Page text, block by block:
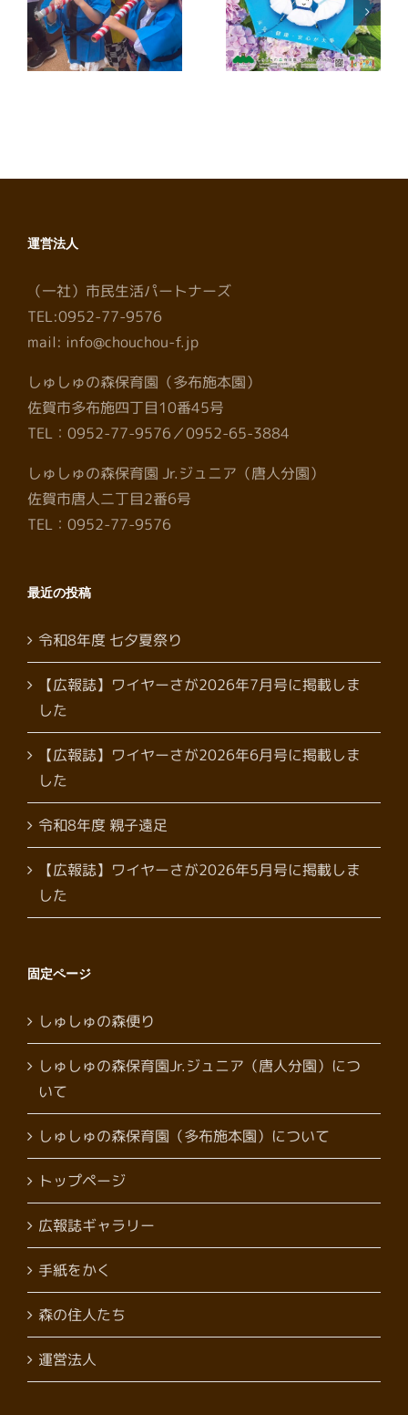
ヤーさが2026
年7月号に掲載
しました
ヤーさが2026
年6月号に掲載
しました
運営法人
（一社）市民生活パートナーズ
TEL:0952-77-9576
mail: info@chouchou-f.jp
しゅしゅの森保育園（多布施本園）
佐賀市多布施四丁目10番45号
TEL：0952-77-9576／0952-65-3884
しゅしゅの森保育園 Jr.ジュニア（唐人分園）
佐賀市唐人二丁目2番6号
TEL：0952-77-9576
最近の投稿
令和8年度 七夕夏祭り
【広報誌】ワイヤーさが2026年7月号に掲載しま
した
【広報誌】ワイヤーさが2026年6月号に掲載しま
した
令和8年度 親子遠足
【広報誌】ワイヤーさが2026年5月号に掲載しま
した
固定ページ
しゅしゅの森便り
しゅしゅの森保育園Jr.ジュニア（唐人分園）につ
いて
しゅしゅの森保育園（多布施本園）について
トップページ
広報誌ギャラリー
手紙をかく
森の住人たち
運営法人